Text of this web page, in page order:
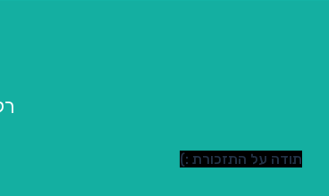
תודה על התזכורת :)